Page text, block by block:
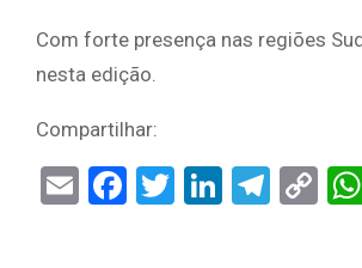
Com forte presença nas regiões
nesta edição.
Compartilhar:
EmailFacebook
Twitter
LinkedIn